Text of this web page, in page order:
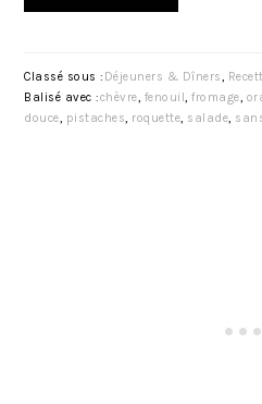
Classé sous : Déjeuners & Dîners
Balisé avec :chèvre fenouil ,fromage
douce
pistaches roquette salade